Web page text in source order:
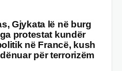
Gjykata lë në burg
protestat kundër
në Francë, kush
për terrorizëm